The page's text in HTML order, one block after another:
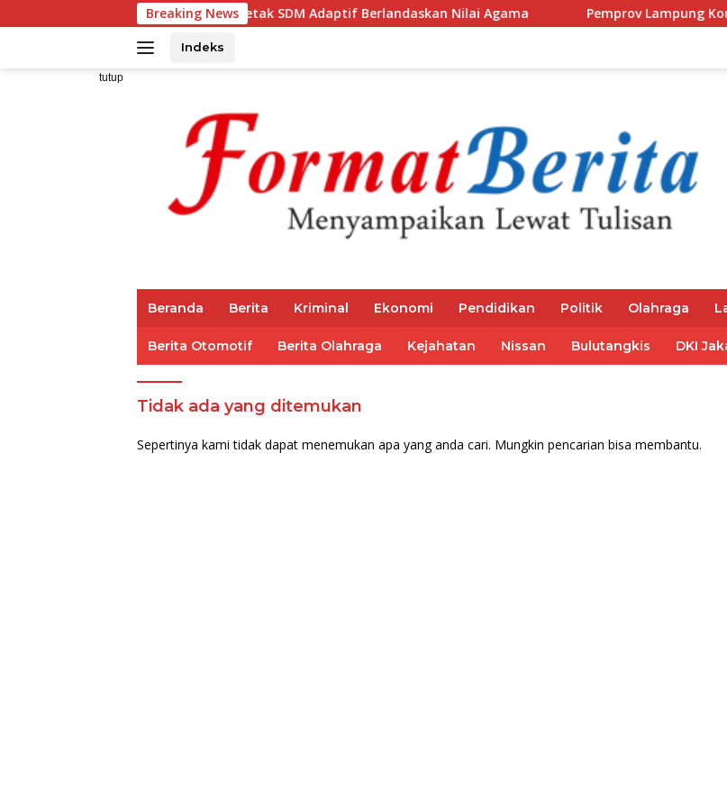
ke
Breaking News
Ajak IAI Darul Fattah Cetak SDM Adaptif Berlandaskan Nilai Agama Pemprov Lampung Komitmen
Indeks
tutup
Beranda Berita Kriminal Ekonomi Pendidikan Politik Olahraga
Berita Otomotif Berita Olahraga Kejahatan Nissan Bulutangkis DKI
Tidak ada yang ditemukan
Sepertinya kami tidak dapat menemukan apa yang anda cari. Mungkin pencarian bisa membantu.